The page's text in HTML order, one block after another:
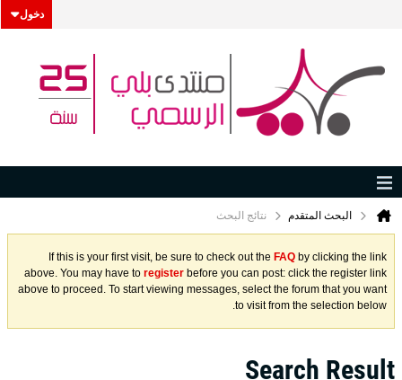
دخول
البحث المتقدم نتائج البحث
If this is your first visit, be sure to check out the FAQ by clicking the link
above. You may have to register before you can post: click the register link
above to proceed. To start viewing messages, select the forum that you want
to visit from the selection below.
Search Result